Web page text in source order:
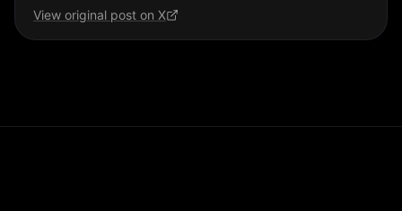
View original post on X